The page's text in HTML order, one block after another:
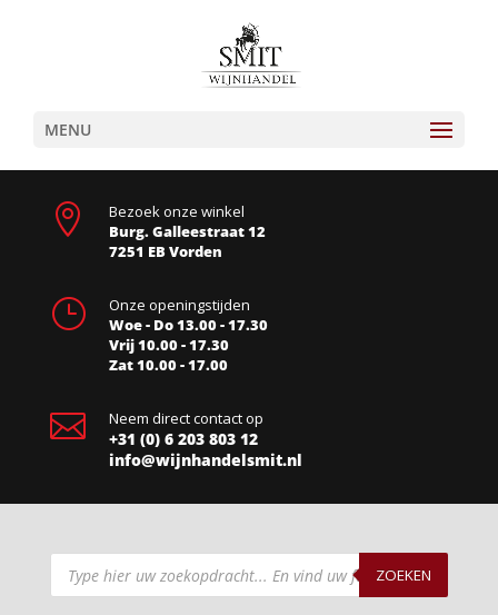
MENU

Bezoek onze winkel
Burg. Galleestraat 12
7251 EB Vorden
}
Onze openingstijden
Woe - Do 13.00 - 17.30
Vrij 10.00 - 17.30
Zat 10.00 - 17.00
 Neem direct contact op
+31 (0) 6 203 803 12
info@wijnhandelsmit.nl
Producten
zoeken ZOEKEN